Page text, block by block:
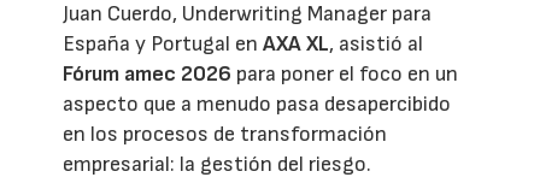
Juan Cuerdo, Underwriting Manager para
España y Portugal enAXA XL, asistió al
Fórum amec 2026 para poner el foco en un
aspecto que a menudo pasa desapercibido
en los procesos de transformación
empresarial: la gestión del riesgo.